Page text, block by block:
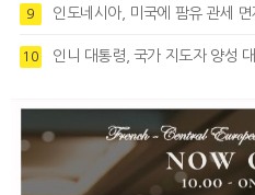
9 인도네시아, 미국에 팜유 관세 면
10 인니 대통령, 국가 지도자 양성